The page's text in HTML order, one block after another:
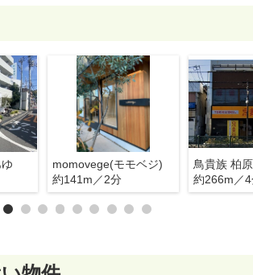
momovege(モモベジ)
約141m／2分
鳥貴族 柏
約266m／